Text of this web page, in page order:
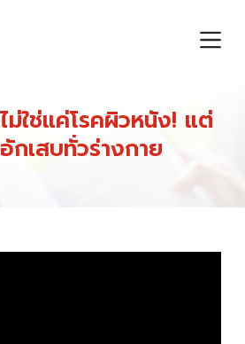
ม่ใช่แค่โรคผิวหนัง! แต่
กเสบทั่วร่างกาย